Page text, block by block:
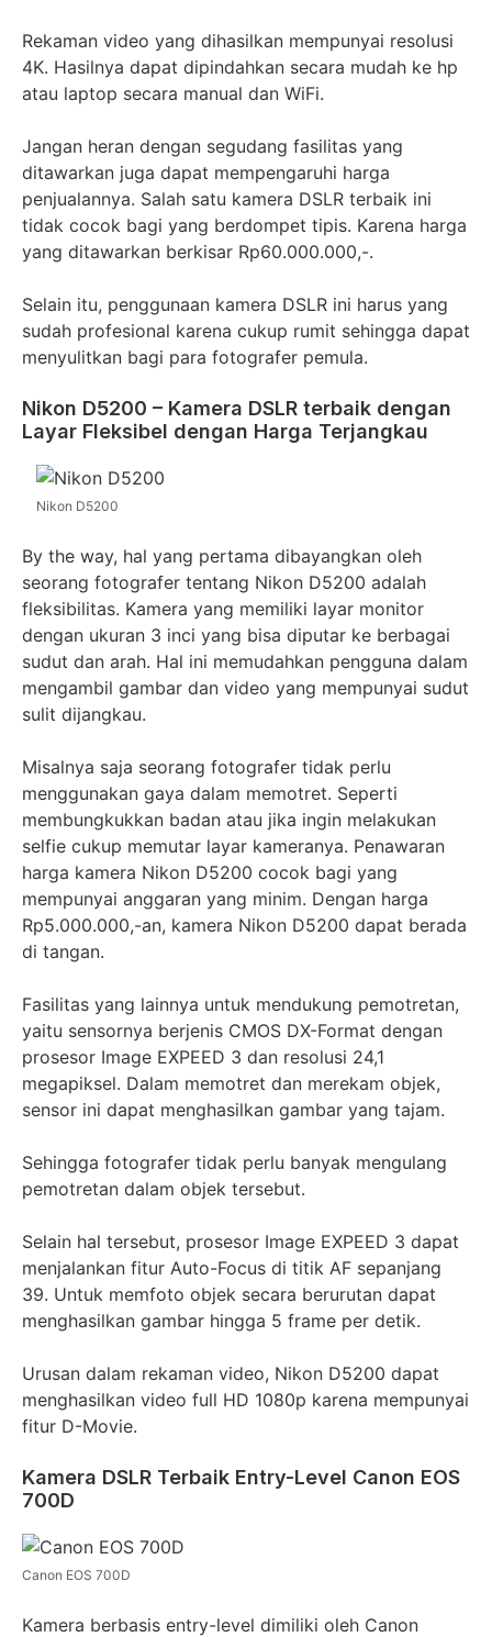
Rekaman video yang dihasilkan mempunyai resolusi
4K. Hasilnya dapat dipindahkan secara mudah ke hp
atau laptop secara manual dan WiFi.
Jangan heran dengan segudang fasilitas yang
ditawarkan juga dapat mempengaruhi harga
penjualannya. Salah satu kamera DSLR terbaik ini
tidak cocok bagi yang berdompet tipis. Karena harga
yang ditawarkan berkisar Rp60.000.000,-.
Selain itu, penggunaan kamera DSLR ini harus yang
sudah profesional karena cukup rumit sehingga dapat
menyulitkan bagi para fotografer pemula.
Nikon D5200 – Kamera DSLR terbaik dengan
Layar Fleksibel dengan Harga Terjangkau
Nikon D5200
By the way, hal yang pertama dibayangkan oleh
seorang fotografer tentang Nikon D5200 adalah
fleksibilitas. Kamera yang memiliki layar monitor
dengan ukuran 3 inci yang bisa diputar ke berbagai
sudut dan arah. Hal ini memudahkan pengguna dalam
mengambil gambar dan video yang mempunyai sudut
sulit dijangkau.
Misalnya saja seorang fotografer tidak perlu
menggunakan gaya dalam memotret. Seperti
membungkukkan badan atau jika ingin melakukan
selfie cukup memutar layar kameranya. Penawaran
harga kamera Nikon D5200 cocok bagi yang
mempunyai anggaran yang minim. Dengan harga
Rp5.000.000,-an, kamera Nikon D5200 dapat berada
di tangan.
Fasilitas yang lainnya untuk mendukung pemotretan,
yaitu sensornya berjenis CMOS DX-Format dengan
prosesor Image EXPEED 3 dan resolusi 24,1
megapiksel. Dalam memotret dan merekam objek,
sensor ini dapat menghasilkan gambar yang tajam.
Sehingga fotografer tidak perlu banyak mengulang
pemotretan dalam objek tersebut.
Selain hal tersebut, prosesor Image EXPEED 3 dapat
menjalankan fitur Auto-Focus di titik AF sepanjang
39. Untuk memfoto objek secara berurutan dapat
menghasilkan gambar hingga 5 frame per detik.
Urusan dalam rekaman video, Nikon D5200 dapat
menghasilkan video full HD 1080p karena mempunyai
fitur D-Movie.
Kamera DSLR Terbaik Entry-Level Canon EOS
700D
Canon EOS 700D
Kamera berbasis entry-level dimiliki oleh Canon